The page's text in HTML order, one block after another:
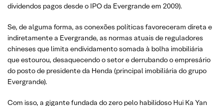
dividendos pagos desde o IPO da Evergrande em 2009).
Se, de alguma forma, as conexões políticas favoreceram direta e
indiretamente a Evergrande, as normas atuais de reguladores
chineses que limita endividamento somada à bolha imobiliária
que estourou, desaquecendo o setor e derrubando o empresário
do posto de presidente da Henda (principal imobiliária do grupo
Evergrande).
Com isso, a gigante fundada do zero pelo habilidoso Hui Ka Yan